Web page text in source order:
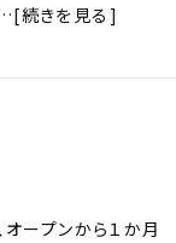
続きを見る]
ープンから１か月